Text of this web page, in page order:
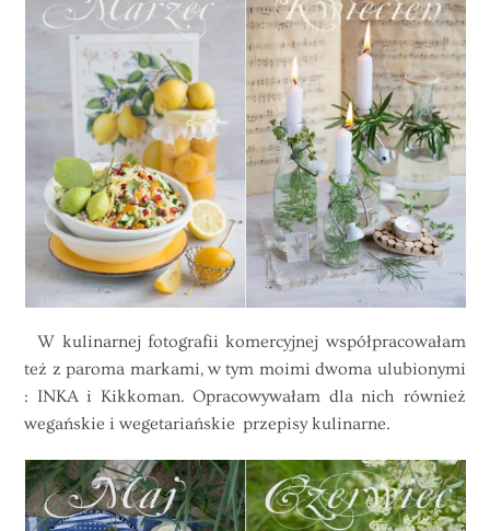
W kulinarnej fotografii komercyjnej współpracowałam
też z paroma markami, w tym moimi dwoma ulubionymi
: INKA i Kikkoman. Opracowywałam dla nich również
wegańskie i wegetariańskie przepisy kulinarne.